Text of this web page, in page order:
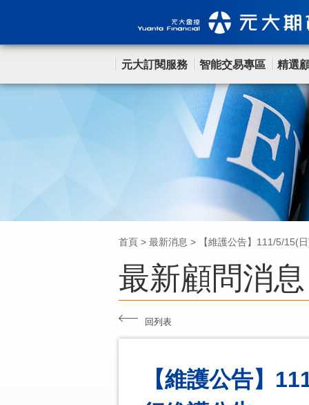
元大訂閱服務 智能交易專區 精選
首頁 > 最新消息 > 【維護公告】111/5/15(
最新顧問消息
回列表
【維護公告】